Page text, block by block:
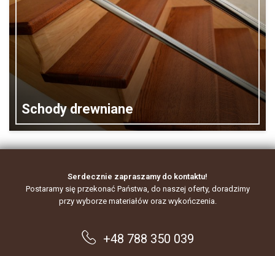
Schody drewniane
Serdecznie zapraszamy do kontaktu!
Postaramy się przekonać Państwa, do naszej oferty, doradzimy
przy wyborze materiałów oraz wykończenia.
+48 788 350 039